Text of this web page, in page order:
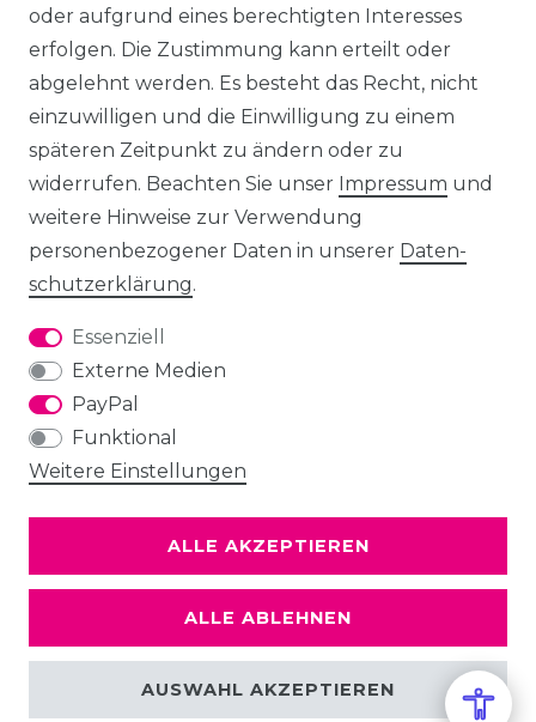
oder aufgrund eines berechtigten Interesses
erfolgen. Die Zustimmung kann erteilt oder
abgelehnt werden. Es besteht das Recht, nicht
einzuwilligen und die Einwilligung zu einem
späteren Zeitpunkt zu ändern oder zu
widerrufen. Beachten Sie unser Impressum und
weitere Hinweise zur Verwendung
personenbezogener Daten in unserer Daten­
schutz­erklärung.
Essenziell
Externe Medien
PayPal
Funktional
Weitere Einstellungen
ALLE AKZEPTIEREN
ALLE ABLEHNEN
AUSWAHL AKZEPTIEREN